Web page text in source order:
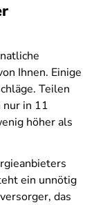
Ihnen. Einige
Teilen
nur in 11
höher als
ein unnötig
das